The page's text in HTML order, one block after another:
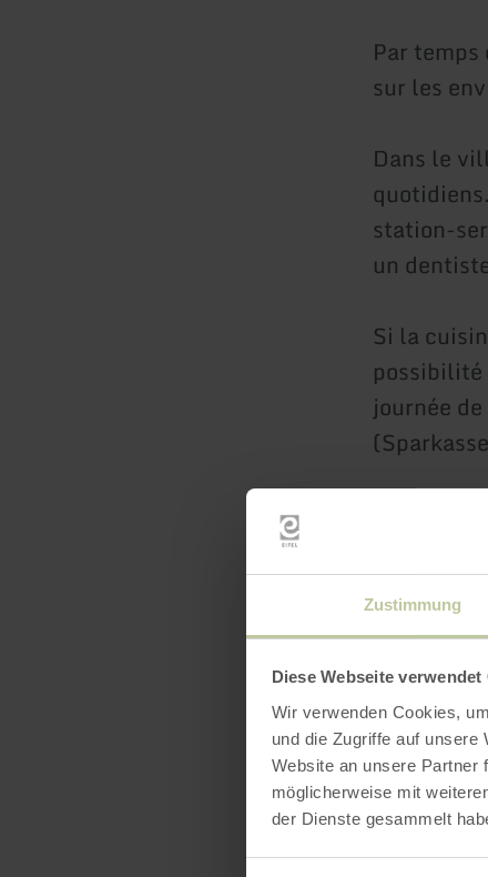
Zustimmung
Diese Webseite verwendet
Wir verwenden Cookies,
und die Zugriffe auf unsere
Website an unsere Partner
möglicherweise mit
der Dienste gesammelt
Par
sur les
Dans le
station-
un
Si la
possibilité
journée